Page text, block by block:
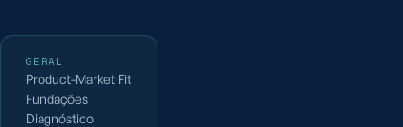
GERAL
Product-Market Fit
Fundações
Diagnóstico